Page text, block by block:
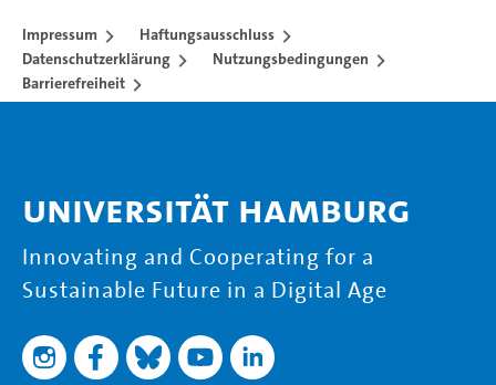
Impressum
Haftungsausschluss
Datenschutzerklärung
Nutzungsbedingungen
Barrierefreiheit
Universität Hamburg
Innovating and Cooperating for a
Sustainable Future in a Digital Age